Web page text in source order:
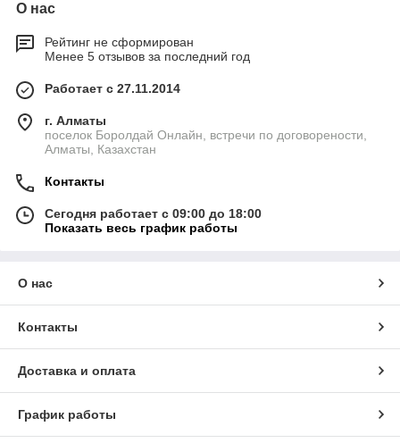
О нас
Рейтинг не сформирован
Менее 5 отзывов за последний год
Работает с 27.11.2014
г. Алматы
поселок Боролдай Онлайн, встречи по договорености,
Алматы, Казахстан
Контакты
Сегодня работает с 09:00 до 18:00
Показать весь график работы
О нас
Контакты
Доставка и оплата
График работы